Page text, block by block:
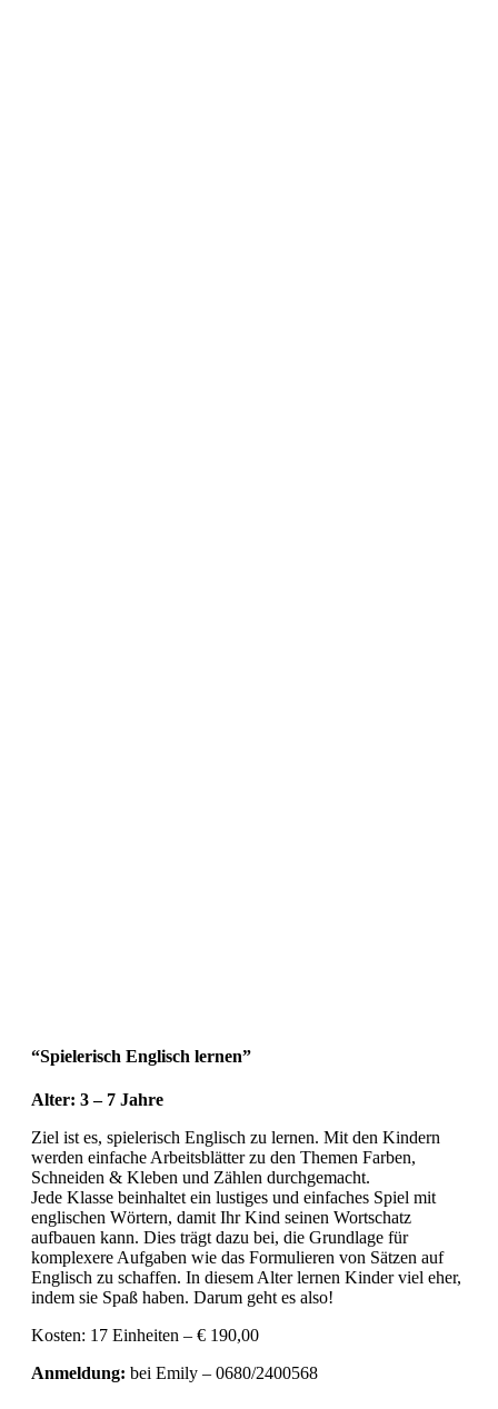
“Spielerisch Englisch lernen”
Alter: 3 – 7 Jahre
Ziel ist es, spielerisch Englisch zu lernen. Mit den Kindern
werden einfache Arbeitsblätter zu den Themen Farben,
Schneiden & Kleben und Zählen durchgemacht.
Jede Klasse beinhaltet ein lustiges und einfaches Spiel mit
englischen Wörtern, damit Ihr Kind seinen Wortschatz
aufbauen kann. Dies trägt dazu bei, die Grundlage für
komplexere Aufgaben wie das Formulieren von Sätzen auf
Englisch zu schaffen. In diesem Alter lernen Kinder viel eher,
indem sie Spaß haben. Darum geht es also!
Kosten: 17 Einheiten – € 190,00
Anmeldung: bei Emily – 0680/2400568